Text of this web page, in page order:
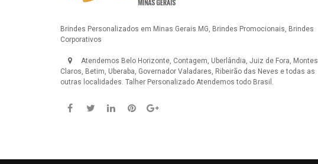
Brindes Personalizados em Minas Gerais MG, Brindes Promocionais, Brindes
Corporativos
Atendemos Belo Horizonte, Contagem, Uberlândia, Juiz de Fora, Montes
Claros, Betim, Uberaba, Governador Valadares, Ribeirão das Neves e todas as
outras localidades. Talher Personalizado Atendemos todo Brasil.